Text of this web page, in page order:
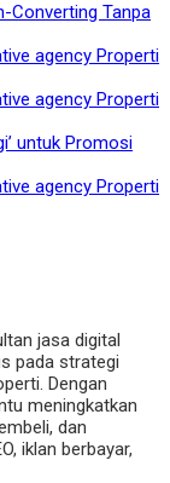
Converting Tanpa
agency Properti
agency Properti
untuk Promosi
agency Properti
jasa digital
pada strategi
Dengan
meningkatkan
dan
iklan berbayar,